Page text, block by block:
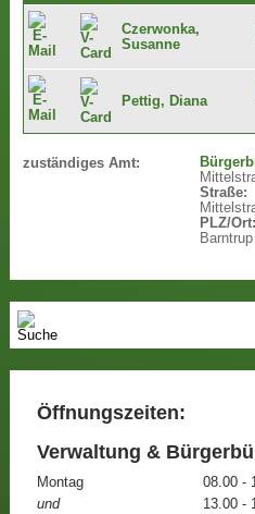
Czerwonka,
Susanne
Pettig, Diana
zuständiges Amt:
Straße:
PLZ/Ort:
Barntrup
Öffnungszeiten:
Verwaltung &
Montag
08.00 -
und
13.00 -